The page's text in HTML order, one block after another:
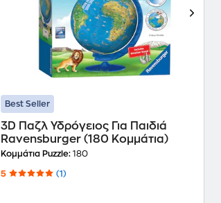
Best Seller
3D Παζλ Υδρόγειος Για Παιδιά
Ravensburger (180 Κομμάτια)
Κομμάτια Puzzle:180
5 (1)